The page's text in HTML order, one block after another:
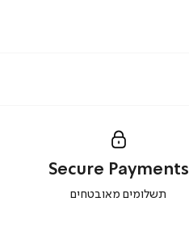
secure
Secure Payments
תשלומים מאובטחים